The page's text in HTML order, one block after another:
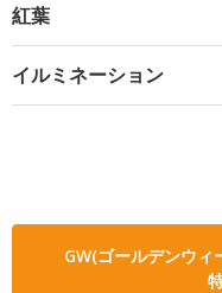
紅葉
イルミネーション
GW(ゴールデンウィ